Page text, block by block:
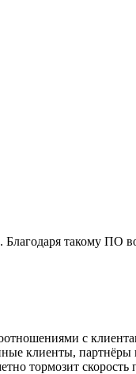
такому ПО
с
клиенты,
тормозит скорость